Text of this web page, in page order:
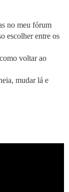
no meu fórum
escolher entre os
voltar ao
mudar lá e